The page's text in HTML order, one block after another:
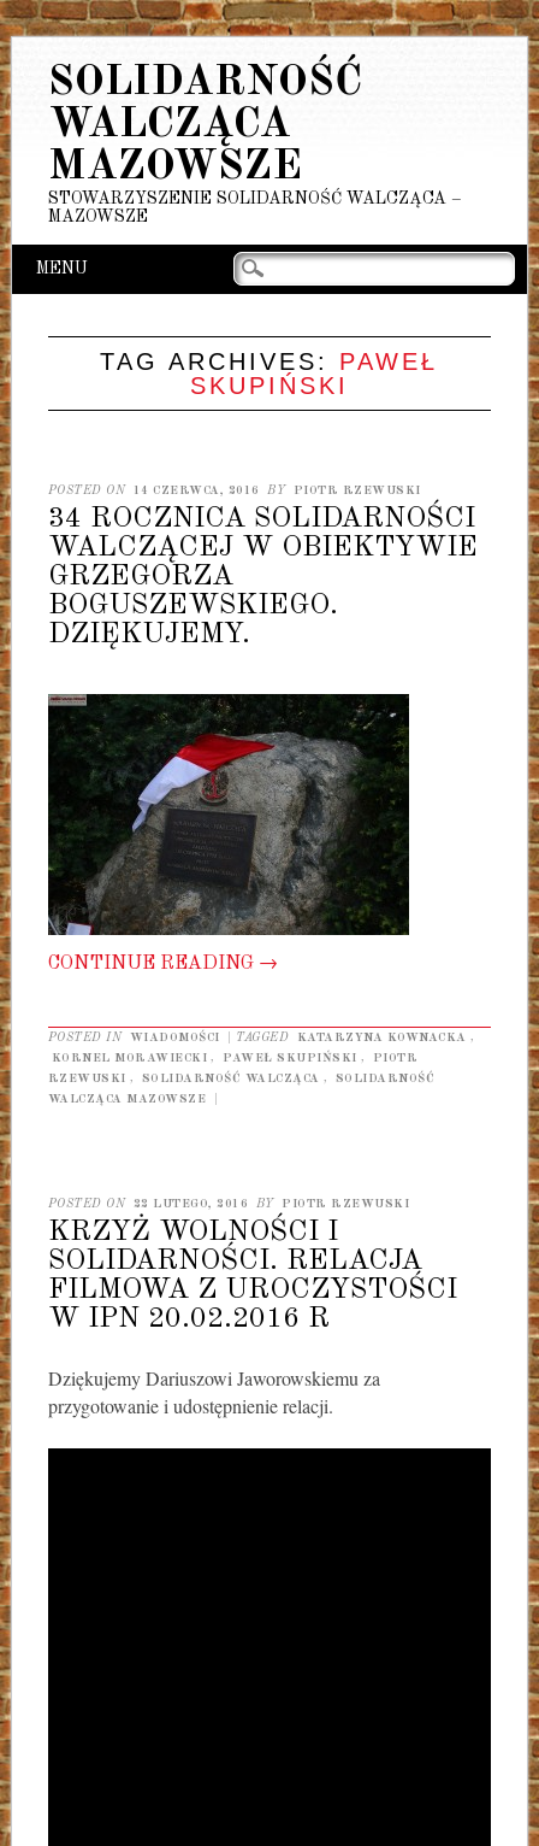
SOLIDARNOŚĆ
WALCZĄCA
MAZOWSZE
STOWARZYSZENIE SOLIDARNOŚĆ WALCZĄCA –
MAZOWSZE
Main menu
Skip
to
content
MENU
TAG ARCHIVES: PAWEŁ
SKUPIŃSKI
POSTED ON 14 CZERWCA, 2016 BY PIOTR RZEWUSKI
34 ROCZNICA SOLIDARNOŚCI
WALCZĄCEJ W OBIEKTYWIE
GRZEGORZA
BOGUSZEWSKIEGO.
DZIĘKUJEMY.
CONTINUE READING →
POSTED IN WIADOMOŚCI TAGGED KATARZYNA KOWNACKA ,
KORNEL MORAWIECKI , PAWEŁ SKUPIŃSKI ,
PIOTR
RZEWUSKI , SOLIDARNOŚĆ WALCZĄCA ,
SOLIDARNOŚĆ
WALCZĄCA MAZOWSZE
POSTED ON 22 LUTEGO, 2016 BY PIOTR RZEWUSKI
KRZYŻ WOLNOŚCI I
SOLIDARNOŚCI. RELACJA
FILMOWA Z UROCZYSTOŚCI
W IPN 20.02.2016 R
Dziękujemy Dariuszowi Jaworowskiemu za
przygotowanie i udostępnienie relacji.